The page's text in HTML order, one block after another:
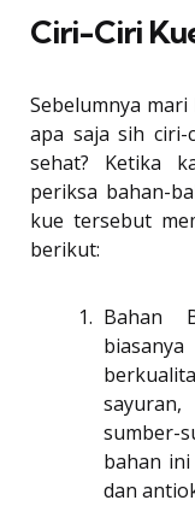
Ciri-Ciri
Sebelumnya
apa saja sih
sehat? Ketika
periksa bahan-
kue tersebut
berikut:
Bahan
bahan
dan